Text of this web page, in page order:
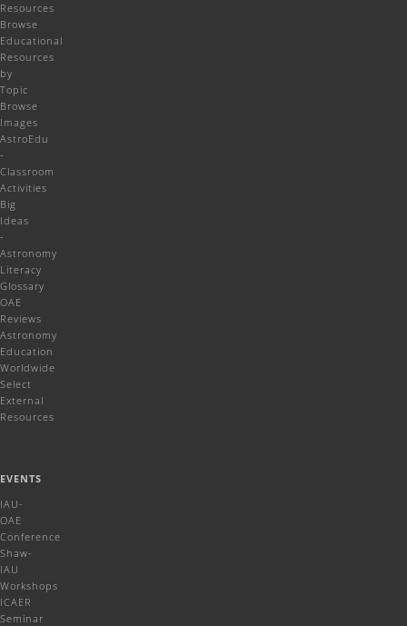
Resources
Browse
Educational
Resources
by
Topic
Browse
Images
AstroEdu
-
Classroom
Activities
Big
Ideas
-
Astronomy
Literacy
Glossary
OAE
Reviews
Astronomy
Education
Worldwide
Select
External
Resources
EVENTS
IAU-
OAE
Conference
Shaw-
IAU
Workshops
ICAER
Seminar